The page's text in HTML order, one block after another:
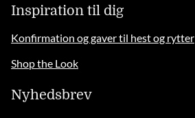
Inspiration til dig
Konfirmation og gaver til hest og rytter
Shop the Look
Nyhedsbrev